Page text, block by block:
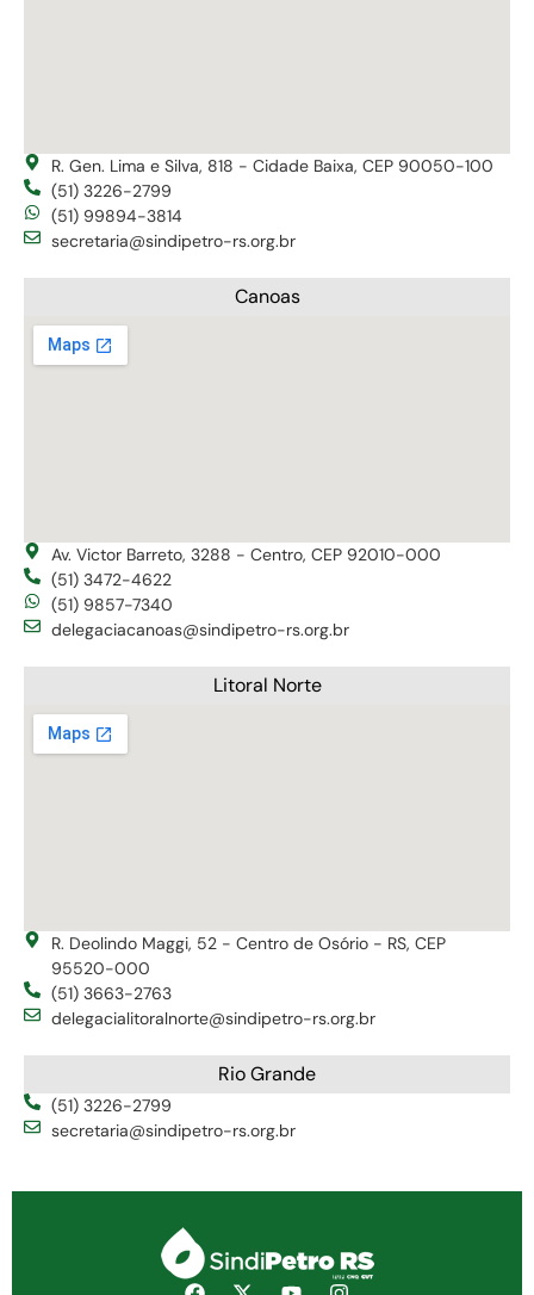
R. Gen. Lima e Silva, 818 - Cidade Baixa, CEP 90050-100
(51) 3226-2799
(51) 99894-3814
secretaria@sindipetro-rs.org.br
Canoas
Av. Victor Barreto, 3288 - Centro, CEP 92010-000
(51) 3472-4622
(51) 9857-7340
delegaciacanoas@sindipetro-rs.org.br
Litoral Norte
R. Deolindo Maggi, 52 - Centro de Osório - RS, CEP
95520-000
(51) 3663-2763
delegacialitoralnorte@sindipetro-rs.org.br
Rio Grande
(51) 3226-2799
secretaria@sindipetro-rs.org.br